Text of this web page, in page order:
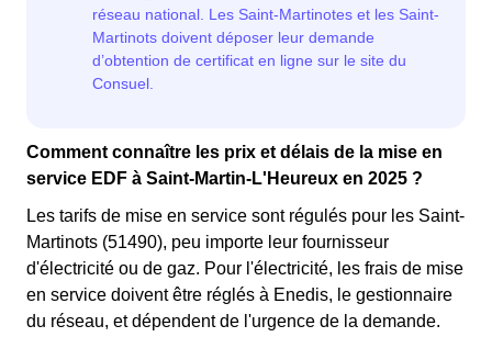
Comment connaître les prix et délais de la mise en
service EDF à Saint-Martin-L'Heureux en 2025 ?
Les tarifs de mise en service sont régulés pour les Saint-
Martinots (51490), peu importe leur fournisseur
d'électricité ou de gaz. Pour l'électricité, les frais de mise
en service doivent être réglés à Enedis, le gestionnaire
du réseau, et dépendent de l'urgence de la demande.